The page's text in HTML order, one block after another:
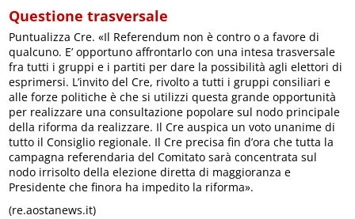
Questione trasversale
Puntualizza Cre. «Il Referendum non è contro o a favore di
qualcuno. E’ opportuno affrontarlo con una intesa trasversale
fra tutti i gruppi e i partiti per dare la possibilità agli elettori di
esprimersi. L’invito del Cre, rivolto a tutti i gruppi consiliari e
alle forze politiche è che si utilizzi questa grande opportunità
per realizzare una consultazione popolare sul nodo principale
della riforma da realizzare. Il Cre auspica un voto unanime di
tutto il Consiglio regionale. Il Cre precisa fin d’ora che tutta la
campagna referendaria del Comitato sarà concentrata sul
nodo irrisolto della elezione diretta di maggioranza e
Presidente che finora ha impedito la riforma».
(re.aostanews.it)